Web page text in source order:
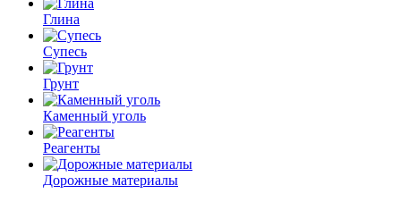
Глина
Супесь
Грунт
Каменный уголь
Реагенты
Дорожные материалы